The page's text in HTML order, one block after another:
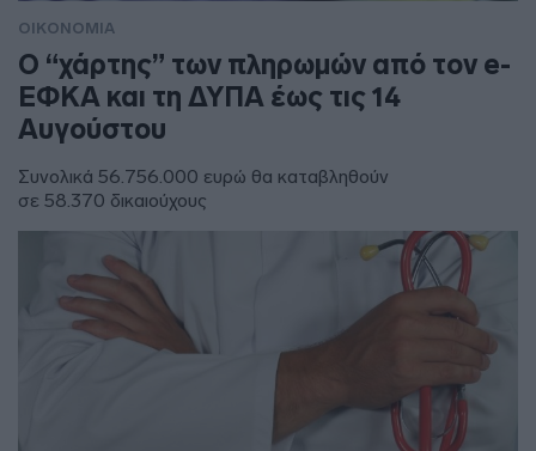
ΟΙΚΟΝΟΜΙΑ
Ο “χάρτης” των πληρωμών από τον e-
ΕΦΚΑ και τη ΔΥΠΑ έως τις 14
Αυγούστου
Συνολικά 56.756.000 ευρώ θα καταβληθούν
σε 58.370 δικαιούχους